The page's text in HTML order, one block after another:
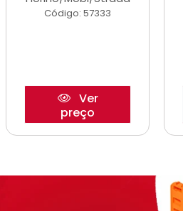
Código: 57333
Ver
preço